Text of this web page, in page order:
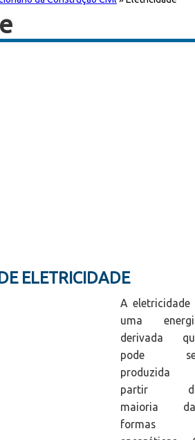
ELETRICIDADE
A eletricidade
uma
derivada
pode
produzida
partir
maioria
formas